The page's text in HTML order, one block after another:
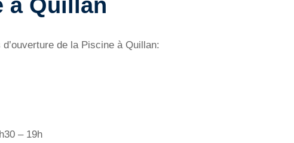
à Quillan
de la Piscine à Quillan:
– 19h